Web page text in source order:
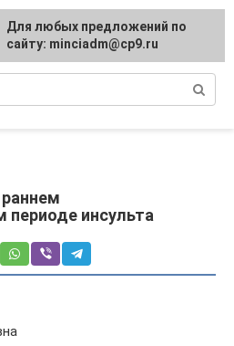
и терапия
периоде инсульта
Для любых предложений по
сайту: minciadm@cp9.ru